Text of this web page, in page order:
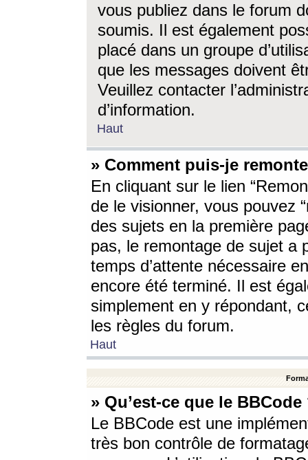
vous publiez dans le forum
soumis. Il est également
placé dans un groupe
que les messages doivent
Veuillez contacter
d’information.
Haut
» Comment puis-je
En cliquant sur le lien
de le visionner, vous pouvez
des sujets en la première
pas, le remontage de sujet a
temps d’attente nécessaire
encore été terminé. Il est
simplement en y répondant,
les règles du forum.
Haut
» Qu’est-ce que le BBCode
Le BBCode est une
très bon contrôle de